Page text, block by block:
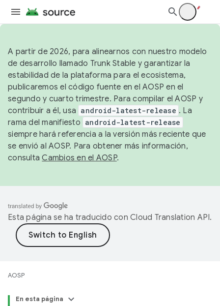
A partir de 2026, para alinearnos con nuestro modelo
de desarrollo llamado Trunk Stable y garantizar la
estabilidad de la plataforma para el ecosistema,
publicaremos el código fuente en el AOSP en el
segundo y cuarto trimestre. Para compilar el AOSP y
contribuir a él, usa android-latest-release . La
rama del manifiesto android-latest-release
siempre hará referencia a la versión más reciente que
se envió al AOSP. Para obtener más información,
consultaCambios en el AOSP.
Esta página se ha traducido con Cloud Translation API.
AOSP
En esta página